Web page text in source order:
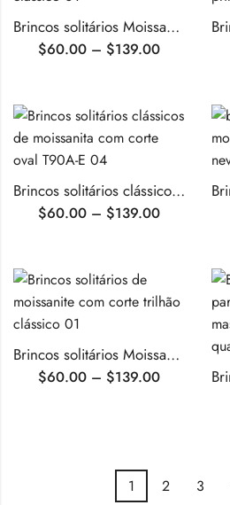
Brincos solitários Moissanite com corte pêra clássicos
$60.00 – $139.00
Brincos solitários clássicos de moissanita com corte redondo
$60.00 – $139.00
Brincos solitários Moissanite clássicos com corte trilhão
$60.00 – $139.00
1 2 3